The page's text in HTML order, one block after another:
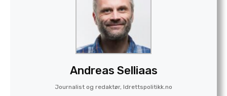
Andreas Selliaas
Journalist og redaktør, Idrettspolitikk.no